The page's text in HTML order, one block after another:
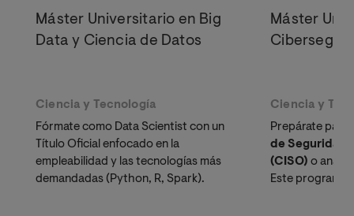
Máster Universitario en Big
Data y Ciencia de Datos
Ciencia y Tecnología
Fórmate como Data Scientist con un
Título Oficial enfocado en la
empleabilidad y las tecnologías más
demandadas (Python, R, Spark).
Máster
Ciencia y
Prepárate
de Seguridad
(CISO) o
Este programa